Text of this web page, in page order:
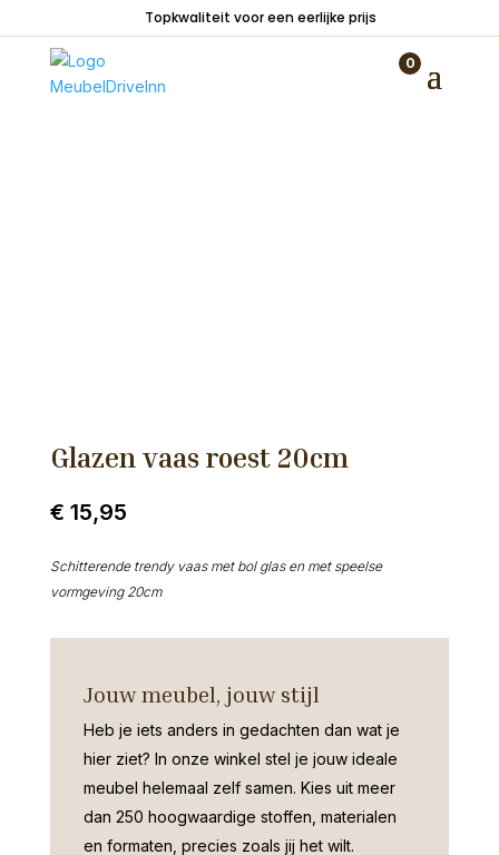
Topkwaliteit voor een eerlijke prijs
0
Woondecoraties/Vazen en potten
Glazen vaas roest 20cm
Glazen vaas roest 20cm
€ 15,95
Schitterende trendy vaas met bol glas en met speelse
vormgeving 20cm
Jouw meubel, jouw stijl
Heb je iets anders in gedachten dan wat je
hier ziet? In onze winkel stel je jouw ideale
meubel helemaal zelf samen. Kies uit meer
dan 250 hoogwaardige stoffen, materialen
en formaten, precies zoals jij het wilt.